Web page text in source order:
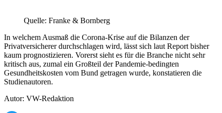
Quelle: Franke & Bornberg
In welchem Ausmaß die Corona-Krise auf die Bilanzen der
Privatversicherer durchschlagen wird, lässt sich laut Report bisher
kaum prognostizieren. Vorerst sieht es für die Branche nicht sehr
kritisch aus, zumal ein Großteil der Pandemie-bedingten
Gesundheitskosten vom Bund getragen wurde, konstatieren die
Studienautoren.
Autor: VW-Redaktion